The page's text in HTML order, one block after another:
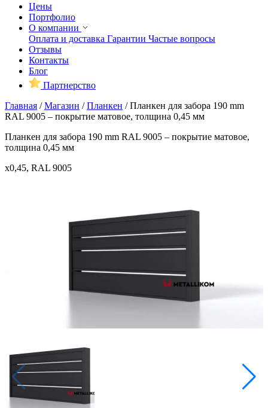
Цены
Портфолио
О компании
Оплата и доставка Гарантии Частые вопросы
Отзывы
Контакты
Блог
Партнерство
Главная /Магазин /Планкен /Планкен для забора 190 mm
RAL 9005 – покрытие матовое, толщина 0,45 мм
Планкен для забора 190 mm RAL 9005 – покрытие матовое,
толщина 0,45 мм
x0,45, RAL 9005